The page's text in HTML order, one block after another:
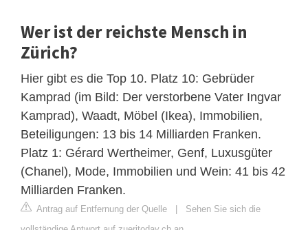
Wer ist der reichste Mensch in
Zürich?
Hier gibt es die Top 10. Platz 10: Gebrüder
Kamprad (im Bild: Der verstorbene Vater Ingvar
Kamprad), Waadt, Möbel (Ikea), Immobilien,
Beteiligungen: 13 bis 14 Milliarden Franken.
Platz 1: Gérard Wertheimer, Genf, Luxusgüter
(Chanel), Mode, Immobilien und Wein: 41 bis 42
Milliarden Franken.
Antrag auf Entfernung der Quelle | Sehen Sie sich die